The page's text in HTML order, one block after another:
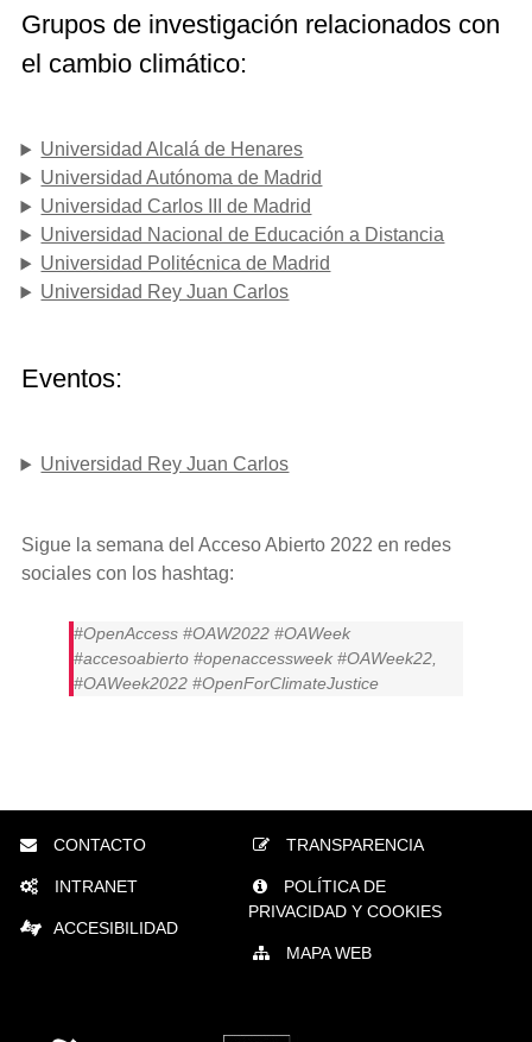
Grupos de investigación relacionados con
el cambio climático:
Universidad Alcalá de Henares
Universidad Autónoma de Madrid
Universidad Carlos III de Madrid
Universidad Nacional de Educación a Distancia
Universidad Politécnica de Madrid
Universidad Rey Juan Carlos
Eventos:
Universidad Rey Juan Carlos
Sigue la semana del Acceso Abierto 2022 en redes
sociales con los hashtag:
#OpenAccess #OAW2022 #OAWeek
#accesoabierto #openaccessweek #OAWeek22,
#OAWeek2022 #OpenForClimateJustice
CONTACTO
INTRANET
ACCESIBILIDAD
TRANSPARENCIA
POLÍTICA DE
PRIVACIDAD Y COOKIES
MAPA WEB